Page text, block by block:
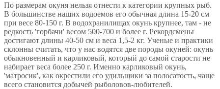
По размерам окуня нельзя отнести к категории крупных рыб.
В большинстве наших водоемов его обычная длина 15-20 см
при весе 80-150 г. В водохранилищах окунь крупнее, там - не
редкость 'горбачи' весом 500-700 и более г. Рекордсмены
достигают длины 40-50 см и веса 1,5-2 кг. Ученые и практики
склонны считать, что у нас водятся две породы окуней: окунь
обыкновенный и карликовый, который до самой старости не
набирает веса более 250 г. Именно карликовый окунь,
'матросик', как окрестили его удильщики за полосатость, чаще
всего становится добычей рыболовов-любителей.